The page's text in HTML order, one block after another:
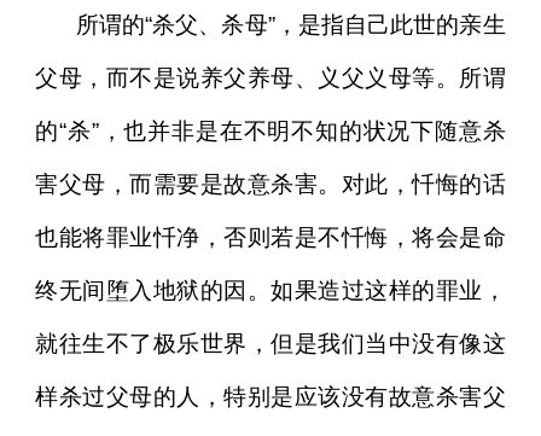
所谓的“杀父、杀母”，是指自己此世的亲生
父母，而不是说养父养母、义父义母等。所谓
的“杀”，也并非是在不明不知的状况下随意杀
害父母，而需要是故意杀害。对此，忏悔的话
也能将罪业忏净，否则若是不忏悔，将会是命
终无间堕入地狱的因。如果造过这样的罪业，
就往生不了极乐世界，但是我们当中没有像这
样杀过父母的人，特别是应该没有故意杀害父